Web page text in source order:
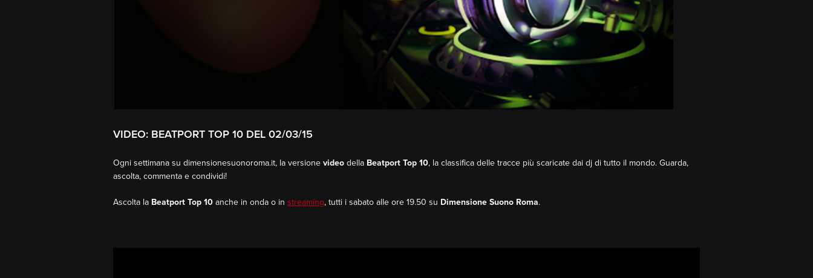
VIDEO: BEATPORT TOP 10 DEL 02/03/15
Ogni settimana su dimensionesuonoroma.it, la versione video della Beatport Top 10, la classifica delle tracce più scaricate dai dj di tutto il mondo. Guarda,
ascolta, commenta e condividi!
Ascolta la Beatport Top 10 anche in onda o in streaming, tutti i sabato alle ore 19.50 su Dimensione Suono Roma.